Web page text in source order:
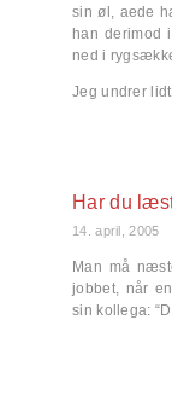
sin øl, aede
han derimod
ned i
Jeg undrer
Har du
14. april, 2005
Man må
jobbet, når
sin kollega: